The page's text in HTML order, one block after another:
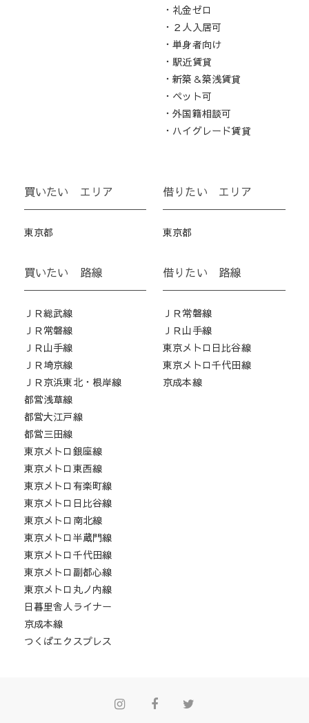
・礼金ゼロ
・２人入居可
・単身者向け
・駅近賃貸
・新築＆築浅賃貸
・ペット可
・外国籍相談可
・ハイグレード賃貸
買いたい エリア
東京都
買いたい 路線
ＪＲ総武線
ＪＲ常磐線
ＪＲ山手線
ＪＲ埼京線
ＪＲ京浜東北・根岸線
都営浅草線
都営大江戸線
都営三田線
東京メトロ銀座線
東京メトロ東西線
東京メトロ有楽町線
東京メトロ日比谷線
東京メトロ南北線
東京メトロ半蔵門線
東京メトロ千代田線
東京メトロ副都心線
東京メトロ丸ノ内線
日暮里舎人ライナー
京成本線
つくばエクスプレス
借りたい エリア
東京都
借りたい 路線
ＪＲ常磐線
ＪＲ山手線
東京メトロ日比谷線
東京メトロ千代田線
京成本線
InstagramFacebook